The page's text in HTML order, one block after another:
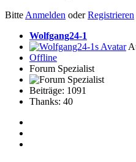
Bitte Anmelden oderRegistrieren
Wolfgang24-1
Offline
Forum Spezialist
Beiträge: 1091
Thanks: 40